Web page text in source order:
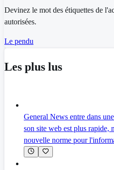
Devinez le mot des étiquettes de
autorisées.
Le pendu
Les plus lus
General News entre dans
son site web est plus rapide,
nouvelle norme pour